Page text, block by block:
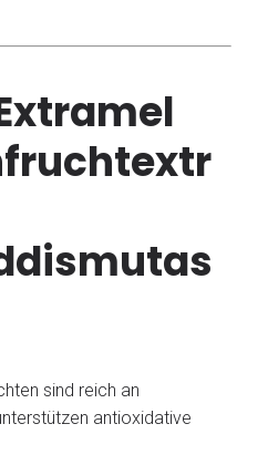
sind reich an
antioxidative